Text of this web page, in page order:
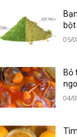
05/
Bỏ
04/